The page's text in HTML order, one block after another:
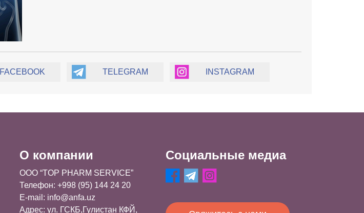
FACEBOOK TELEGRAM INSTAGRAM
О компании
OOO “TOP PHARM SERVICE”
Телефон: +998 (95) 144 24 20
E-mail: info@anfa.uz
Адрес: ул. ГСКБ,Гулистан КФЙ,
Социальные медиа